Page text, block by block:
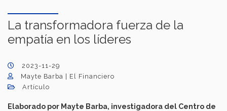
La transformadora fuerza de la
empatía en los líderes
2023-11-29
Mayte Barba | El Financiero
Artículo
Elaborado por Mayte Barba, investigadora del Centro de